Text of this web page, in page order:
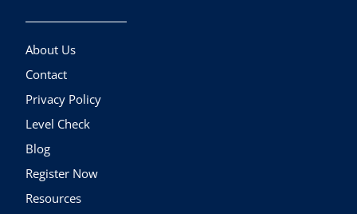
About Us
Contact
Privacy Policy
Level Check
Blog
Register Now
Resources